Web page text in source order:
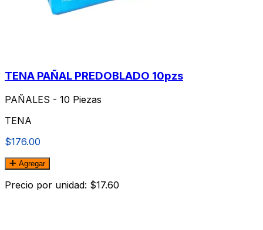
TENA PAÑAL PREDOBLADO 10pzs
PAÑALES - 10 Piezas
TENA
$176.00
Agregar
Precio por unidad: $17.60